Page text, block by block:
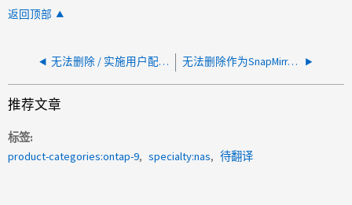
返回顶部
无法删除 / 实施用户配额规则 无法删除作为SnapMirror关系源的不一致卷
推荐文章
标签
product-categories:ontap-9
specialty:nas 待翻译